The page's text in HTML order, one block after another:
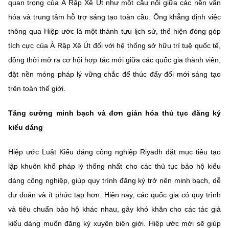
quan trọng của Ả Rập Xê Út như một cầu nối giữa các nền văn
hóa và trung tâm hỗ trợ sáng tạo toàn cầu. Ông khẳng định việc
thông qua Hiệp ước là một thành tựu lịch sử, thể hiện đóng góp
tích cực của Ả Rập Xê Út đối với hệ thống sở hữu trí tuệ quốc tế,
đồng thời mở ra cơ hội hợp tác mới giữa các quốc gia thành viên,
đặt nền móng pháp lý vững chắc để thúc đẩy đổi mới sáng tạo
trên toàn thế giới.
Tăng cường minh bạch và đơn giản hóa thủ tục đăng ký
kiểu dáng
Hiệp ước Luật Kiểu dáng công nghiệp Riyadh đặt mục tiêu tạo
lập khuôn khổ pháp lý thống nhất cho các thủ tục bảo hộ kiểu
dáng công nghiệp, giúp quy trình đăng ký trở nên minh bạch, dễ
dự đoán và ít phức tạp hơn. Hiện nay, các quốc gia có quy trình
và tiêu chuẩn bảo hộ khác nhau, gây khó khăn cho các tác giả
kiểu dáng muốn đăng ký xuyên biên giới. Hiệp ước mới sẽ giúp